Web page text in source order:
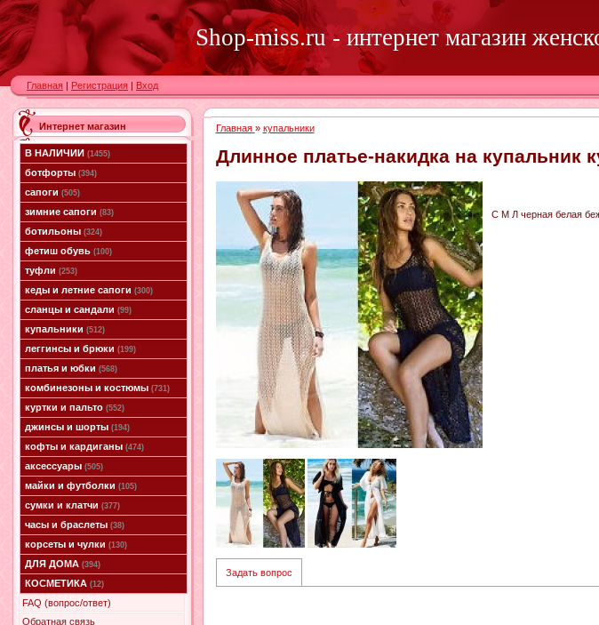
Shop-miss.ru - интернет магазин
Главная | Регистрация | Вход
Интернет магазин
В НАЛИЧИИ(1455)
ботфорты(394)
сапоги(505)
зимние сапоги(83)
ботильоны(324)
фетиш обувь(100)
туфли(253)
кеды и летние сапоги(300)
сланцы и сандали(99)
купальники(512)
леггинсы и брюки(199)
платья и юбки(568)
комбинезоны и костюмы(731)
куртки и пальто(552)
джинсы и шорты(194)
кофты и кардиганы(474)
аксессуары(505)
майки и футболки(105)
сумки и клатчи(377)
часы и браслеты(38)
корсеты и чулки(130)
ДЛЯ ДОМА(394)
КОСМЕТИКА(12)
FAQ (вопрос/ответ)
Обратная связь
Главная » купальники
Длинное платье-накидка на купальник
С М Л черная белая
Задать вопрос